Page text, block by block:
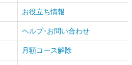
お役立ち情報
ヘルプ･お問い合わせ
月額コース解除